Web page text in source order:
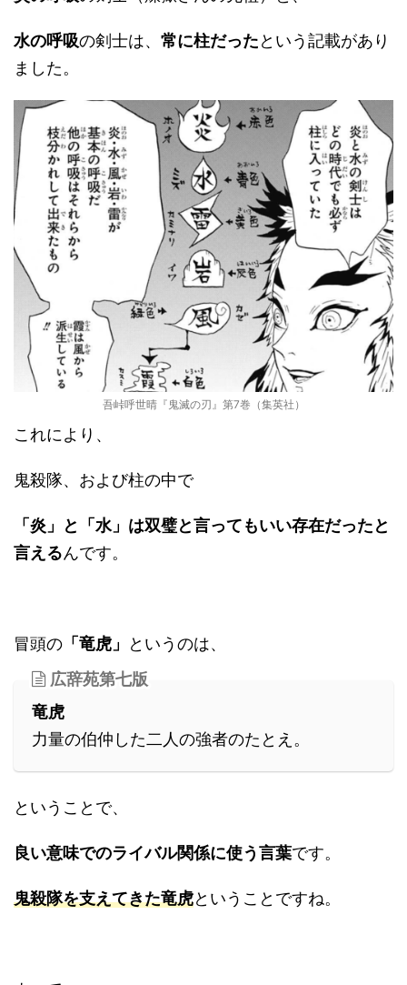
水の呼吸の剣士は、 常に柱だったという記載があり
ました。
吾峠呼世晴『鬼滅の刃』第7巻（集英社）
これにより、
鬼殺隊、および柱の中で
「炎」と「水」は双璧と言ってもいい存在だったと
言えるんです。
冒頭の 「竜虎」
というのは、
広辞苑第七版
竜虎
力量の伯仲した二人の強者のたとえ。
ということで、
良い意味でのライバル関係に使う言葉です。
鬼殺隊を支えてきた竜虎ということですね。